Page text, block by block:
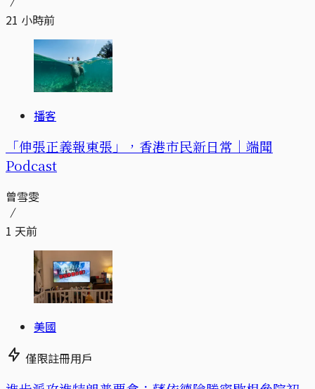
21 小時前
播客
「伸張正義報東張」，香港市民新日常｜端聞
Podcast
曾雪雯
1 天前
美國
僅限註冊用戶